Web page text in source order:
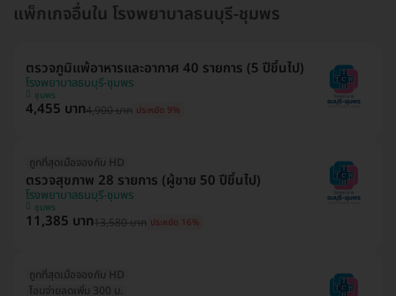
แพ็กเกจอื่นใน โรงพยาบาลธนบุรี-ชุมพร
ตรวจภูมิแพ้อาหารและอากาศ 40 รายการ (5 ปีขึ้นไป)
โรงพยาบาลธนบุรี-ชุมพร
ชุมพร
4,455 บาท4,900 บาท ประหยัด 9%
ถูกที่สุดเมื่อจองกับ HD
ตรวจสุขภาพ 28 รายการ (ผู้ชาย 50 ปีขึ้นไป)
โรงพยาบาลธนบุรี-ชุมพร
ชุมพร
11,385 บาท13,580 บาท ประหยัด 16%
ถูกที่สุดเมื่อจองกับ HD
โอนจ่ายลดเพิ่ม 300 บ.